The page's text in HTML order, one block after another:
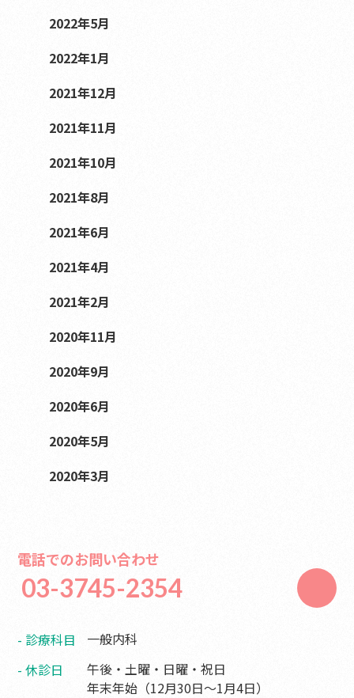
2022年5月
2022年1月
2021年12月
2021年11月
2021年10月
2021年8月
2021年6月
2021年4月
2021年2月
2020年11月
2020年9月
2020年6月
2020年5月
2020年3月
電話でのお問い合わせ
03-3745-2354
診療科目
一般内科
休診日
午後・土曜・日曜・祝日
年末年始（12月30日〜1月4日）